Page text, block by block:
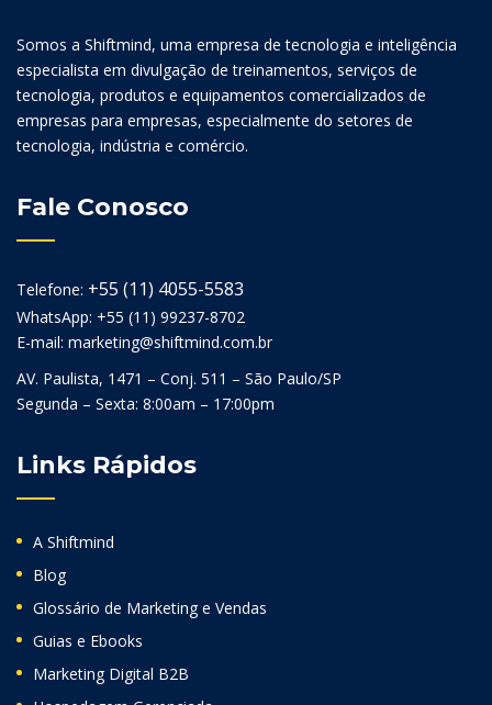
Somos a Shiftmind, uma empresa de tecnologia e inteligência
especialista em divulgação de treinamentos, serviços de
tecnologia, produtos e equipamentos comercializados de
empresas para empresas, especialmente do setores de
tecnologia, indústria e comércio.
Fale Conosco
Telefone: +55 (11) 4055-5583
WhatsApp: +55 (11) 99237-8702
E-mail: marketing@shiftmind.com.br
AV. Paulista, 1471 – Conj. 511 – São Paulo/SP
Segunda – Sexta: 8:00am – 17:00pm
Links Rápidos
A Shiftmind
Blog
Glossário de Marketing e Vendas
Guias e Ebooks
Marketing Digital B2B